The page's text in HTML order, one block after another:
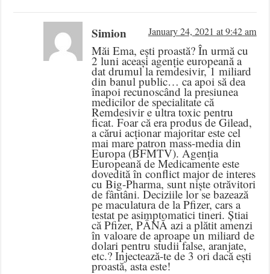
Simion January 24, 2021 at 9:42 am
Măi Ema, ești proastă? În urmă cu
2 luni aceași agenție europeană a
dat drumul la remdesivir, 1 miliard
din banul public… ca apoi să dea
înapoi recunoscând la presiunea
medicilor de specialitate că
Remdesivir e ultra toxic pentru
ficat. Foar că era produs de Gilead,
a cărui acționar majoritar este cel
mai mare patron mass-media din
Europa (BFMTV). Agenția
Europeană de Medicamente este
dovedită în conflict major de interes
cu Big-Pharma, sunt niște otrăvitori
de fântâni. Deciziile lor se bazează
pe maculatura de la Pfizer, cars a
testat pe asimptomatici tineri. Știai
că Pfizer, PÂNĂ azi a plătit amenzi
în valoare de aproape un miliard de
dolari pentru studii false, aranjate,
etc.? Injectează-te de 3 ori dacă ești
proastă, asta este!